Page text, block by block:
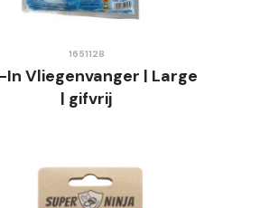
1651128
In Vliegenvanger | Large
| gifvrij